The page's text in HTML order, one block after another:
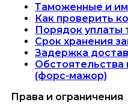
Таможенные и
Как проверить
Порядок уплаты
Срок хранения
Задержка
(форс-мажор)
Права и ограничения